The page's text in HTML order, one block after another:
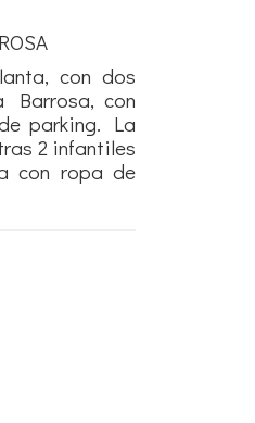
con dos
con
parking. La
2 infantiles
con ropa de